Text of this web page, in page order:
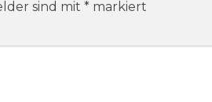
sind mit * markiert